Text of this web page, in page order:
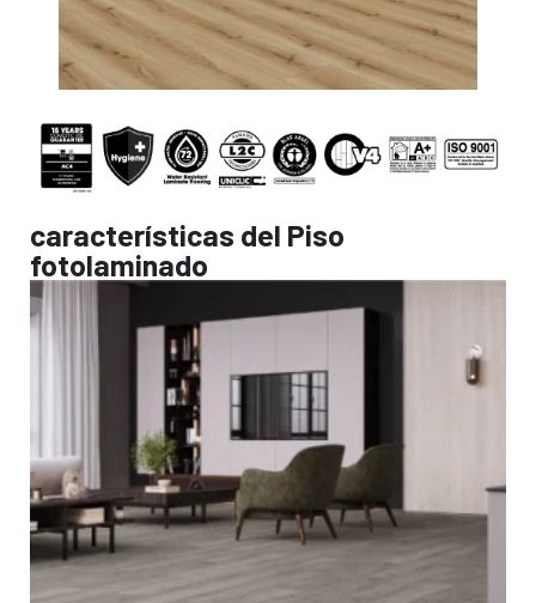
características del Piso
fotolaminado